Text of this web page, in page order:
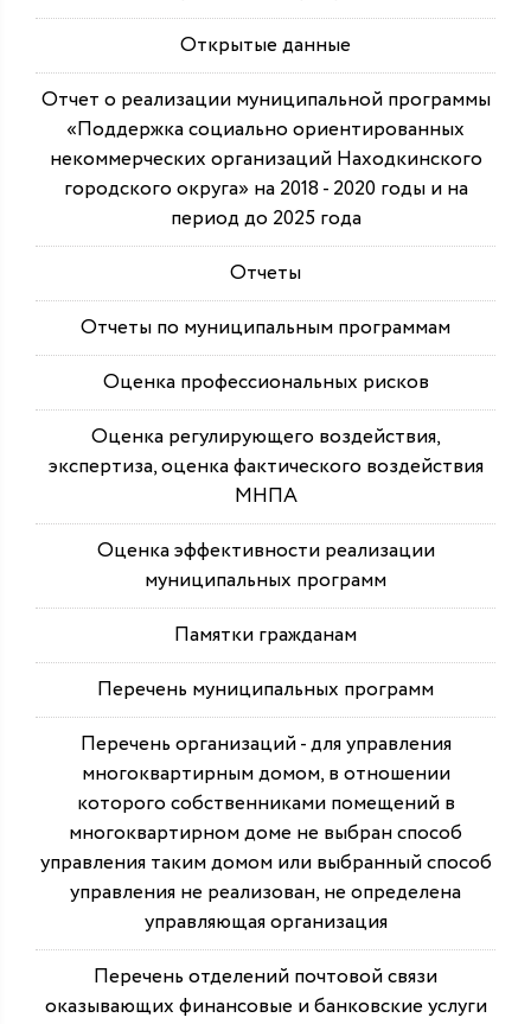
Открытые данные
Отчет о реализации муниципальной программы
«Поддержка социально ориентированных
некоммерческих организаций Находкинского
городского округа» на 2018 - 2020 годы и на
период до 2025 года
Отчеты
Отчеты по муниципальным программам
Оценка профессиональных рисков
Оценка регулирующего воздействия,
экспертиза, оценка фактического воздействия
МНПА
Оценка эффективности реализации
муниципальных программ
Памятки гражданам
Перечень муниципальных программ
Перечень организаций - для управления
многоквартирным домом, в отношении
которого собственниками помещений в
многоквартирном доме не выбран способ
управления таким домом или выбранный способ
управления не реализован, не определена
управляющая организация
Перечень отделений почтовой связи
оказывающих финансовые и банковские услуги